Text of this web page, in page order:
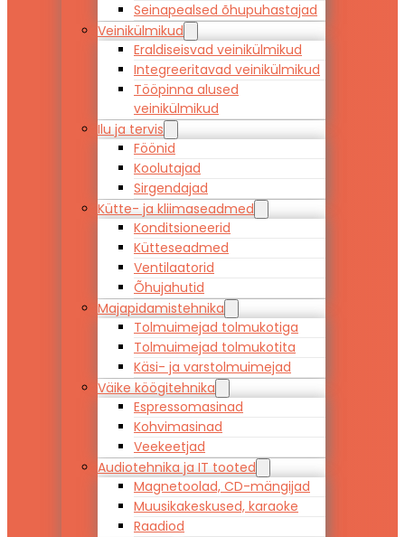
Seinapealsed õhupuhastajad
Veinikülmikud
Eraldiseisvad veinikülmikud
Integreeritavad veinikülmikud
Tööpinna alused
veinikülmikud
Ilu ja tervis
Föönid
Koolutajad
Sirgendajad
Kütte- ja kliimaseadmed
Konditsioneerid
Kütteseadmed
Ventilaatorid
Õhujahutid
Majapidamistehnika
Tolmuimejad tolmukotiga
Tolmuimejad tolmukotita
Käsi- ja varstolmuimejad
Väike köögitehnika
Espressomasinad
Kohvimasinad
Veekeetjad
Audiotehnika ja IT tooted
Magnetoolad, CD-mängijad
Muusikakeskused, karaoke
Raadiod